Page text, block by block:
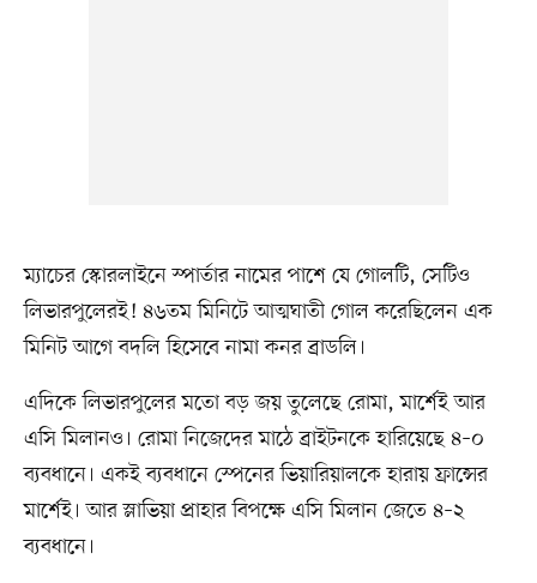
ম্যাচের স্কোরলাইনে স্পার্তার নামের পাশে যে গোলটি, সেটিও
লিভারপুলেরই! ৪৬তম মিনিটে আত্মঘাতী গোল করেছিলেন এক
মিনিট আগে বদলি হিসেবে নামা কনর ব্রাডলি।
এদিকে লিভারপুলের মতো বড় জয় তুলেছে রোমা, মার্শেই আর
এসি মিলানও। রোমা নিজেদের মাঠে ব্রাইটনকে হারিয়েছে ৪–০
ব্যবধানে। একই ব্যবধানে স্পেনের ভিয়ারিয়ালকে হারায় ফ্রান্সের
মার্শেই। আর স্লাভিয়া প্রাহার বিপক্ষে এসি মিলান জেতে ৪–২
ব্যবধানে।